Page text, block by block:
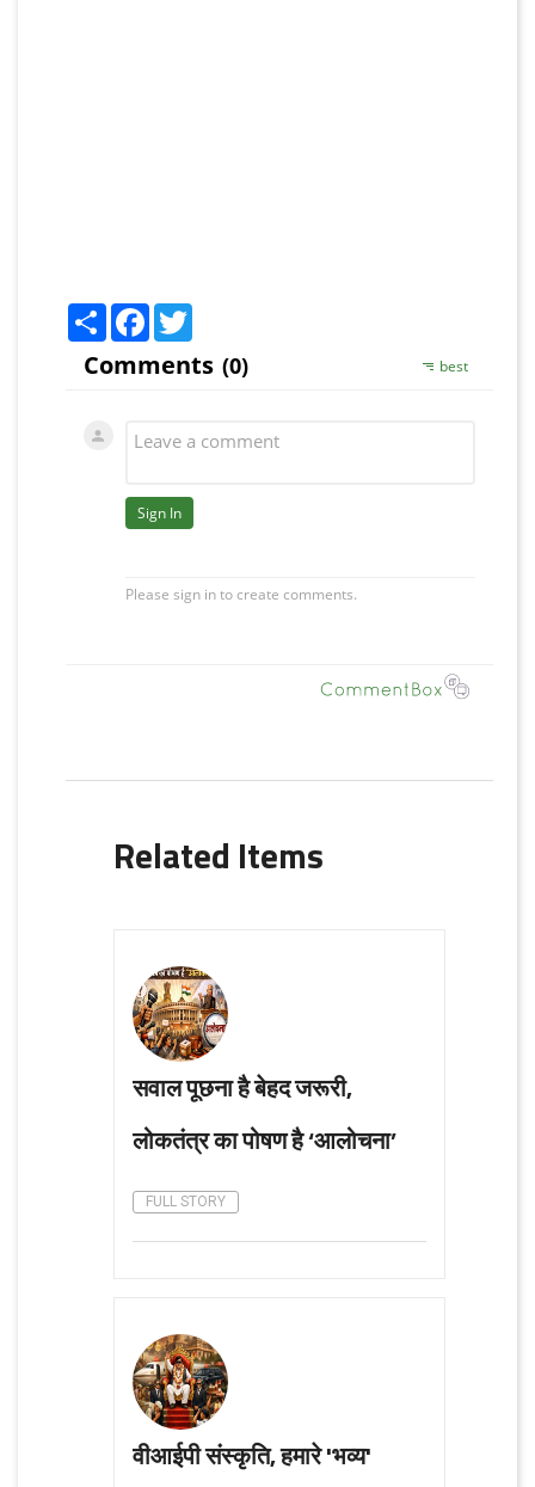
Share Facebook
Related Items
सवाल पूछना है बेहद जरूरी,
लोकतंत्र का पोषण है ‘आलोचना’
FULL STORY
वीआईपी संस्कृति, हमारे 'भव्य'